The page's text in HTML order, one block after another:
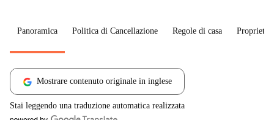
Panoramica Politica di Cancellazione Regole di casa
Mostrare contenuto originale in inglese
Stai leggendo una traduzione automatica realizzata